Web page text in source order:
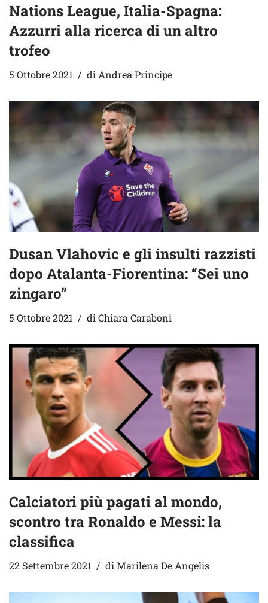
Nations League, Italia-Spagna:
Azzurri alla ricerca di un altro
trofeo
5 Ottobre 2021 di Andrea Principe
Dusan Vlahovic e gli insulti razzisti
dopo Atalanta-Fiorentina: “Sei uno
zingaro”
5 Ottobre 2021 diChiara Caraboni
Calciatori più pagati al mondo,
scontro tra Ronaldo e Messi: la
classifica
22 Settembre 2021 di Marilena De Angelis